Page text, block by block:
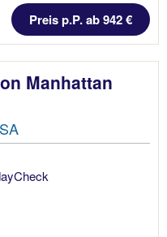
Preis p.P. ab 942 €
Manhattan